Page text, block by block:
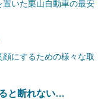
いた栗山自動車の最安
顔にするための様々な取
と断れない…